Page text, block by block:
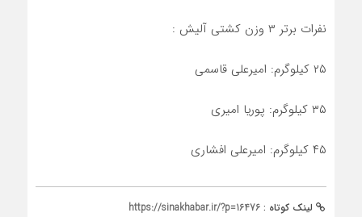
نفرات برتر ۳ وزن کشتی آلیش :
۲۵ کیلوگرم: امیرعلی قاسمی
۳۵ کیلوگرم: پوریا امیری
۴۵ کیلوگرم: امیرعلی افشاری
لینک کوتاه : https://sinakhabar.ir/?p=16476